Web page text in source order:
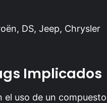
Implicados
el uso de un compuesto